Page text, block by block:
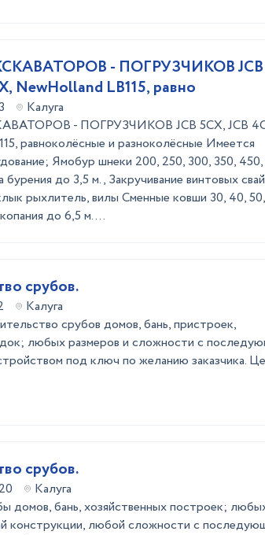
- ПОГРУЗЧИКОВ JCB
NewHolland LB115, равно
Калуга
- ПОГРУЗЧИКОВ JCB 5СХ, JCB
равноколёсные и разноколёсные Имеется
Ямобур шнеки 200, 250, 300, 350,
бурения до 3,5 м., Закручивание винтовых
рыхлитель, вилы Сменные ковши 30, 40,
до 6,5 м. ...
срубов.
Калуга
срубов домов, бань, пристроек,
любых размеров и сложности с
под ключ по желанию заказчика.
срубов.
Калуга
домов, бань, хозяйственных построек;
конструкции, любой сложности с